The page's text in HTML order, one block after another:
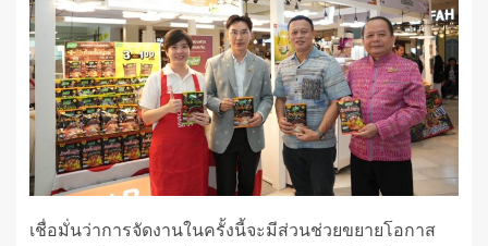
เชื่อมั่นว่าการจัดงานในครั้งนี้จะมีส่วนช่วยขยายโอกาส